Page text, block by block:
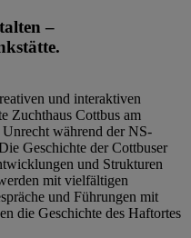
–
und interaktiven
Zuchthaus Cottbus am
Unrecht während der NS-
Geschichte der Cottbuser
und Strukturen
mit vielfältigen
und Führungen mit
die Geschichte des Haftortes